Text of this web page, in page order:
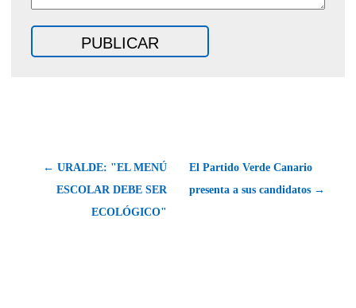
← URALDE: "EL MENÚ
ESCOLAR DEBE SER
ECOLÓGICO"
El Partido Verde Canario
presenta a sus candidatos →